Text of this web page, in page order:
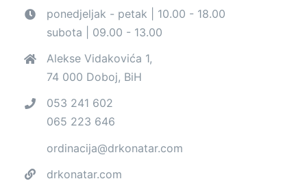
ponedjeljak - petak | 10.00 - 18.00
subota | 09.00 - 13.00
Alekse Vidakovića 1,
74 000 Doboj, BiH
053 241 602
065 223 646
ordinacija@drkonatar.com
drkonatar.com